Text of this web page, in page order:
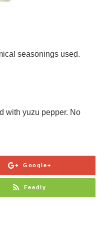
seasonings used.
with yuzu pepper. No
Google+
Feedly